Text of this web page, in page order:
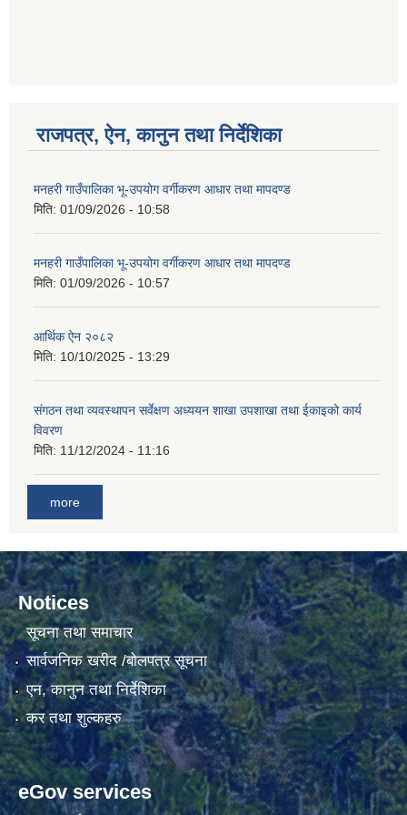
राजपत्र, ऐन, कानुन तथा निर्देशिका
मनहरी गाउँपालिका भू-उपयोग वर्गीकरण आधार तथा मापदण्ड
मिति: 01/09/2026 - 10:58
मनहरी गाउँपालिका भू-उपयोग वर्गीकरण आधार तथा मापदण्ड
मिति: 01/09/2026 - 10:57
आर्थिक ऐन २०८२
मिति: 10/10/2025 - 13:29
संगठन तथा व्यवस्थापन सर्वेक्षण अध्ययन शाखा उपशाखा तथा ईकाइको कार्य
विवरण
मिति: 11/12/2024 - 11:16
more
Notices
सूचना तथा समाचार
सार्वजनिक खरीद /बोलपत्र सूचना
एन, कानुन तथा निर्देशिका
कर तथा शुल्कहरु
eGov services